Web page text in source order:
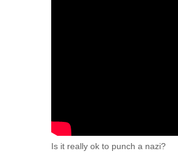
Is it really ok to punch a nazi?